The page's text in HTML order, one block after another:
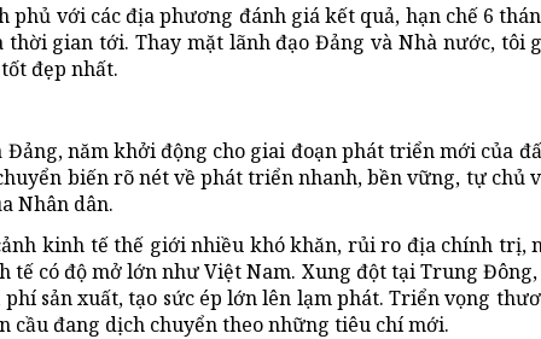
với các địa phương đánh giá kết quả, hạn chế 6
gian tới. Thay mặt lãnh đạo Đảng và Nhà nước, tôi
đẹp nhất.
năm khởi động cho giai đoạn phát triển mới của
biến rõ nét về phát triển nhanh, bền vững, tự chủ
Nhân dân.
kinh tế thế giới nhiều khó khăn, rủi ro địa chính trị,
có độ mở lớn như Việt Nam. Xung đột tại Trung Đông,
sản xuất, tạo sức ép lớn lên lạm phát. Triển vọng
đang dịch chuyển theo những tiêu chí mới.